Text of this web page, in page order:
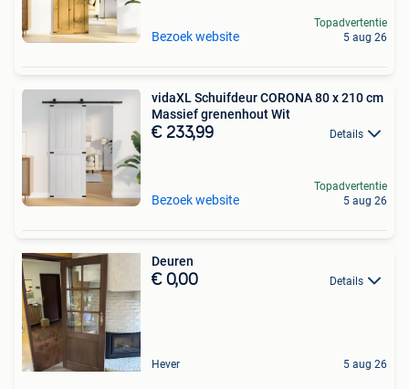
Bezoek website
Topadvertentie
5 aug 26
vidaXL Schuifdeur CORONA 80 x 210 cm
Massief grenenhout Wit
€ 233,99 Details
Bezoek website
Topadvertentie
5 aug 26
Deuren
€ 0,00 Details
Hever 5 aug 26